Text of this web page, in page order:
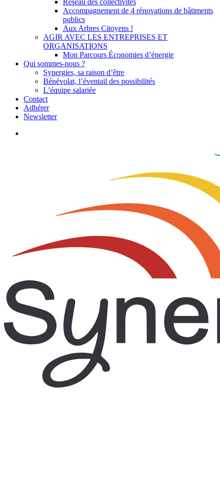
Réseau des collectivités
Accompagnement de 4 rénovations de bâtiments
publics
Aux Arbres Citoyens !
AGIR AVEC LES ENTREPRISES ET
ORGANISATIONS
Mon Parcours Économies d’énergie
Qui sommes-nous ?
Synergies, sa raison d’être
Bénévolat, l’éventail des possibilités
L’équipe salariée
Contact
Adhérer
Newsletter